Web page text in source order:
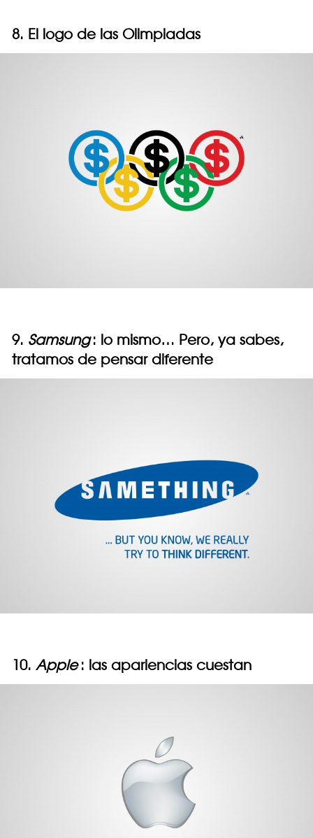
8. El logo de las Olimpiadas
9. Samsung : lo mismo… Pero, ya sabes,
tratamos de pensar diferente
10. Apple : las apariencias cuestan